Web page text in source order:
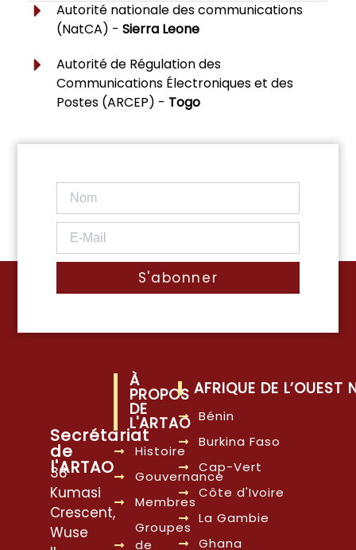
Autorité nationale des communications
(NatCA) -Sierra Leone
Autorité de Régulation des
Communications Électroniques et des
Postes (ARCEP) - Togo
S'abonner
Secrétariat
de
l'ARTAO
38
Kumasi
Crescent,
Wuse
À
PROPOS
DE
L'ARTAO
Histoire
Gouvernance
Membres
Groupes
de
AFRIQUE DE L’OUEST
Bénin
Burkina Faso
Cap-Vert
Côte d'Ivoire
La Gambie
Ghana